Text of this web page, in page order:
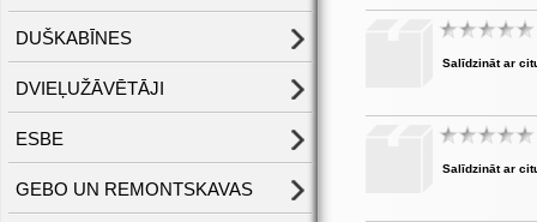
DUŠKABĪNES
DVIEĻUŽĀVĒTĀJI
ESBE
GEBO UN REMONTSKAVAS
Salīdzināt ar
Salīdzināt ar